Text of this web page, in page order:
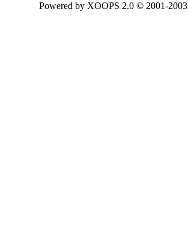
Powered by XOOPS 2.0 © 2001-2003